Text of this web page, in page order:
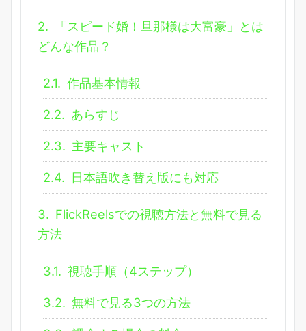
2.
「スピード婚！旦那様は大富豪」とは
どんな作品？
2.1. 作品基本情報
2.2. あらすじ
2.3. 主要キャスト
2.4. 日本語吹き替え版にも対応
3. FlickReelsでの視聴方法と無料で見る
方法
3.1. 視聴手順（4ステップ）
3.2. 無料で見る3つの方法